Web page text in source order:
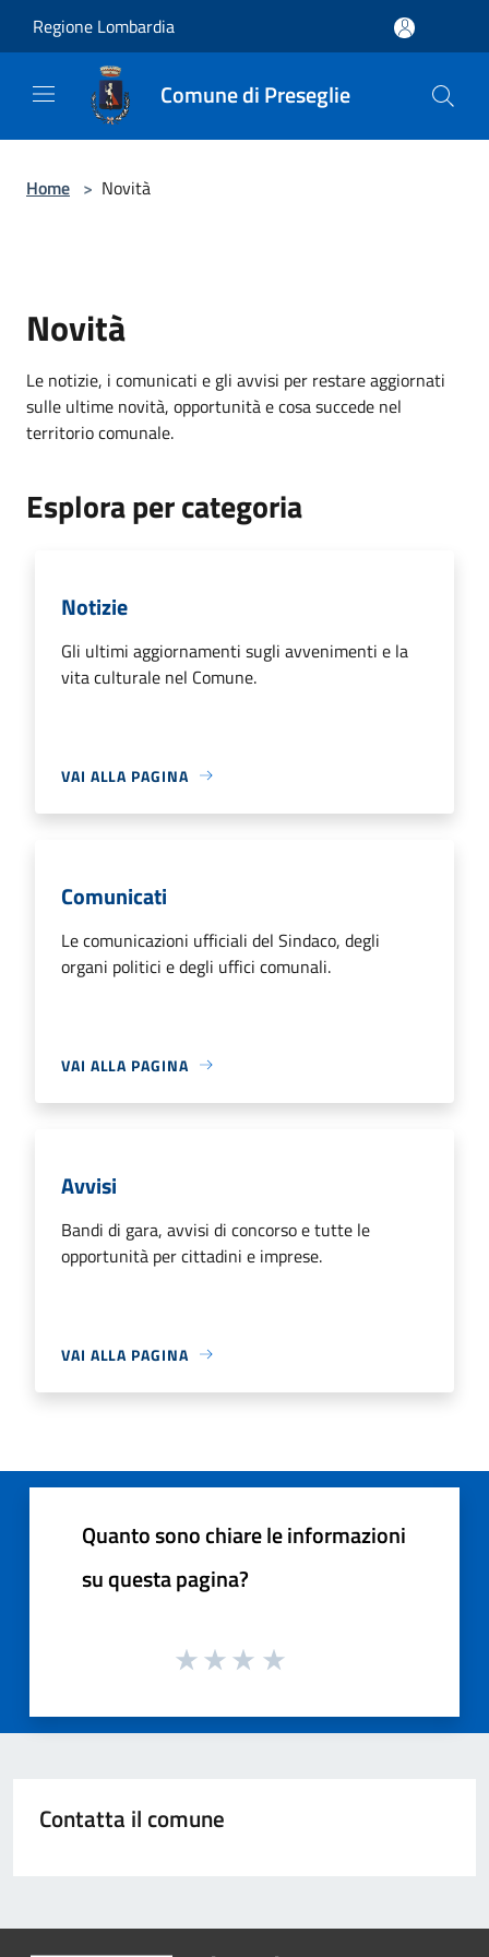
Regione Lombardia
Comune di Preseglie
Home > Novità
Novità
Le notizie, i comunicati e gli avvisi per restare aggiornati
sulle ultime novità, opportunità e cosa succede nel
territorio comunale.
Esplora per categoria
Notizie
Gli ultimi aggiornamenti sugli avvenimenti e la
vita culturale nel Comune.
VAI ALLA PAGINA
Comunicati
Le comunicazioni ufficiali del Sindaco, degli
organi politici e degli uffici comunali.
VAI ALLA PAGINA
Avvisi
Bandi di gara, avvisi di concorso e tutte le
opportunità per cittadini e imprese.
VAI ALLA PAGINA
Quanto sono chiare le informazioni
su questa pagina?
Contatta il comune